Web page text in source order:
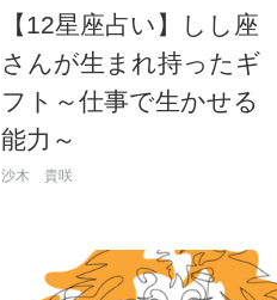
【12星座占い】しし座
さんが生まれ持ったギ
フト～仕事で生かせる
能力～
沙木 貴咲